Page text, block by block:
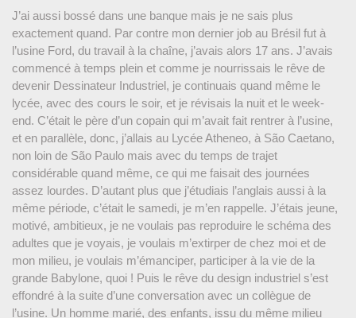
J’ai aussi bossé dans une banque mais je ne sais plus
exactement quand. Par contre mon dernier job au Brésil fut à
l’usine Ford, du travail à la chaîne, j’avais alors 17 ans. J’avais
commencé à temps plein et comme je nourrissais le rêve de
devenir Dessinateur Industriel, je continuais quand même le
lycée, avec des cours le soir, et je révisais la nuit et le week-
end. C’était le père d’un copain qui m’avait fait rentrer à l’usine,
et en parallèle, donc, j’allais au Lycée Atheneo, à São Caetano,
non loin de São Paulo mais avec du temps de trajet
considérable quand même, ce qui me faisait des journées
assez lourdes. D’autant plus que j’étudiais l’anglais aussi à la
même période, c’était le samedi, je m’en rappelle. J’étais jeune,
motivé, ambitieux, je ne voulais pas reproduire le schéma des
adultes que je voyais, je voulais m’extirper de chez moi et de
mon milieu, je voulais m’émanciper, participer à la vie de la
grande Babylone, quoi ! Puis le rêve du design industriel s’est
effondré à la suite d’une conversation avec un collègue de
l’usine. Un homme marié, des enfants, issu du même milieu